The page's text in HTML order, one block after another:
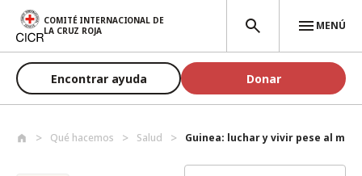
Pasar al contenido principal
COMITÉ INTERNACIONAL DE
LA CRUZ ROJA
MENÚ
Encontrar ayuda Donar
Qué hacemos Salud Guinea: luchar y vivir pese al